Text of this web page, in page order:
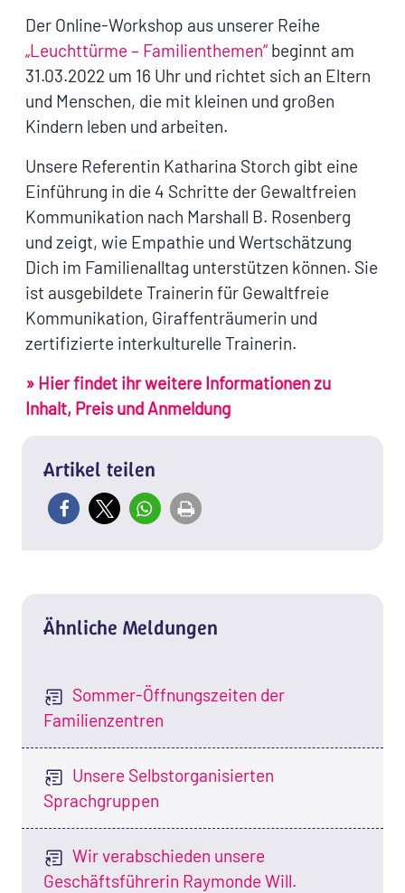
Der Online-Workshop aus unserer Reihe
„Leuchttürme – Familienthemen“ beginnt am
31.03.2022 um 16 Uhr und richtet sich an Eltern
und Menschen, die mit kleinen und großen
Kindern leben und arbeiten.
Unsere Referentin Katharina Storch gibt eine
Einführung in die 4 Schritte der Gewaltfreien
Kommunikation nach Marshall B. Rosenberg
und zeigt, wie Empathie und Wertschätzung
Dich im Familienalltag unterstützen können. Sie
ist ausgebildete Trainerin für Gewaltfreie
Kommunikation, Giraffenträumerin und
zertifizierte interkulturelle Trainerin.
» Hier findet ihr weitere Informationen zu
Inhalt, Preis und Anmeldung
Artikel teilen
Ähnliche Meldungen
Sommer-Öffnungszeiten der
Familienzentren
Unsere Selbstorganisierten
Sprachgruppen
Wir verabschieden unsere
Geschäftsführerin Raymonde Will.